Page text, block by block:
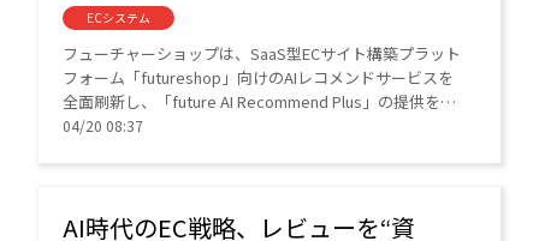
ECシステム
フューチャーショップは、SaaS型ECサイト構築プラット
フォーム「futureshop」向けのAIレコメンドサービスを
全面刷新し、「future AI Recommend Plus」の提供を開
始した。CV予測、画像解析、テキスト解析を横断的に活
04/20 08:37
AI時代のEC戦略、レビューを“資